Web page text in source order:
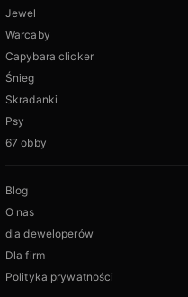
Jewel
Warcaby
Capybara clicker
Śnieg
Skradanki
Psy
67 obby
Blog
O nas
dla deweloperów
Dla firm
Polityka prywatności